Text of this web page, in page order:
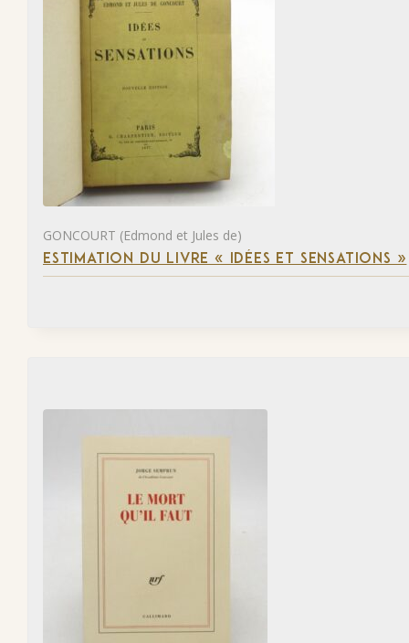
GONCOURT (Edmond et Jules de)
ESTIMATION DU LIVRE « IDÉES ET SENSATIONS »